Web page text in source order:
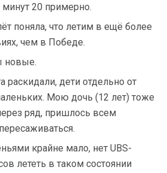
20 примерно.
поняла, что летим в ещё более
чем в Победе.
новые.
раскидали, дети отдельно от
Мою дочь (12 лет) тоже
ряд, пришлось всем
крайне мало, нет UBS-
лететь в таком состоянии